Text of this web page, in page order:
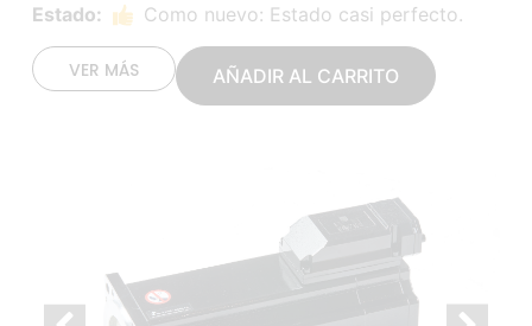
Estado: Como nuevo: Estado casi perfecto.
VER MÁS AÑADIR AL CARRITO